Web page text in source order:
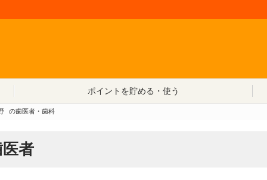
ポイントを貯める・使う
の歯医者・歯科
者